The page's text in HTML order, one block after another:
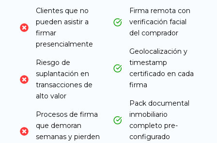
Clientes que no
pueden asistir a
firmar
presencialmente
Riesgo de
suplantación en
transacciones de
alto valor
Procesos de firma
que demoran
semanas y pierden
Firma remota con
verificación facial
del comprador
Geolocalización y
timestamp
certificado en cada
firma
Pack documental
inmobiliario
completo pre-
configurado